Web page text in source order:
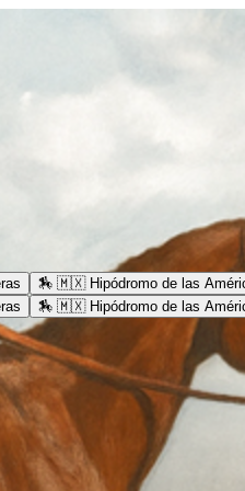
🏇 🇲🇽 Hipódromo de las
🏇 🇲🇽 Hipódromo de las